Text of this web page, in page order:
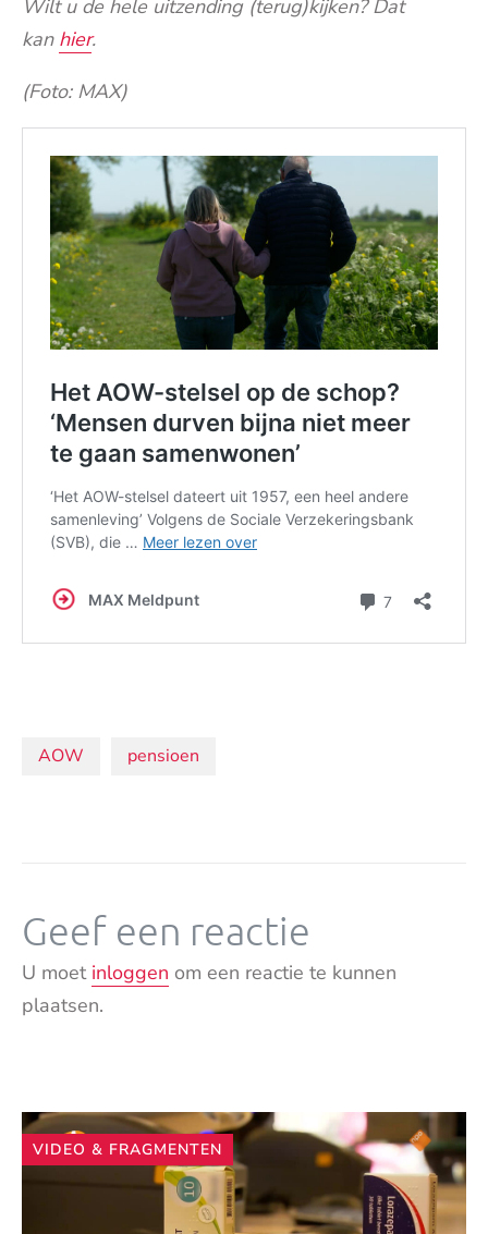
Wilt u de hele uitzending (terug)kijken? Dat
kan hier.
(Foto: MAX)
Onderwerpen:
AOW pensioen
Geef een reactie
U moet inloggen om een reactie te kunnen
plaatsen.
Andere
artikelen
VIDEO & FRAGMENTEN